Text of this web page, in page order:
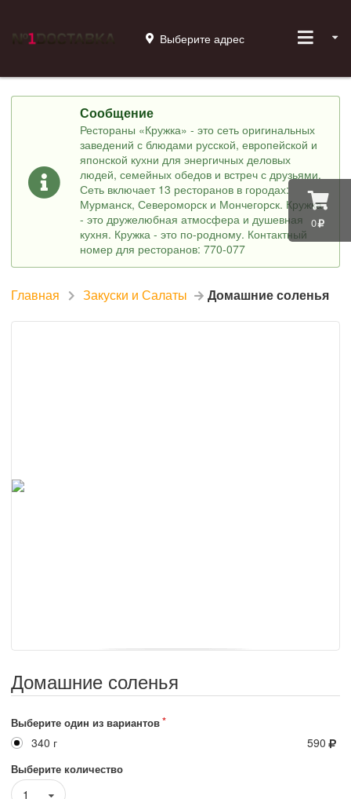
0
Выберите адрес
Сообщение
Рестораны «Кружка» - это сеть оригинальных
заведений с блюдами русской, европейской и
японской кухни для энергичных деловых
людей, семейных обедов и встреч с друзьями.
Сеть включает 13 ресторанов в городах:
Мурманск, Североморск и Мончегорск. Кружка
- это дружелюбная атмосфера и душевная
кухня. Кружка - это по-родному. Контактный
номер для ресторанов: 770-077
Главная Закуски и Салаты Домашние соленья
Домашние соленья
Выберите один из вариантов
340 г 590
Выберите количество
1